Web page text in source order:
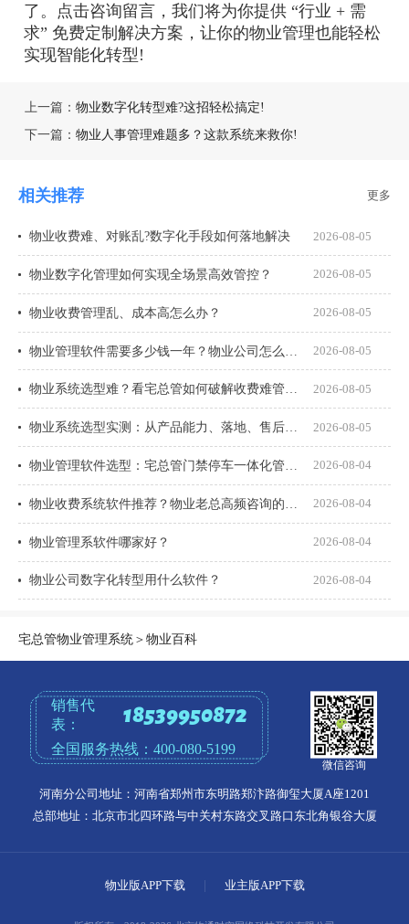
了。点击咨询留言，我们将为你提供 “行业 + 需
求” 免费定制解决方案，让你的物业管理也能轻松
实现智能化转型!
上一篇： 物业数字化转型难?这招轻松搞定!
下一篇： 物业人事管理难题多？这款系统来救你!
相关推荐 更多
物业收费难、对账乱?数字化手段如何落地解决 2026-08-05
物业数字化管理如何实现全场景高效管控？ 2026-08-05
物业收费管理乱、成本高怎么办？ 2026-08-05
2026-08-05
物业系统选型难？看宅总管如何破解收费难管理乱 2026-08-05
2026-08-05
2026-08-04
2026-08-04
物业管理系软件哪家好？ 2026-08-04
物业公司数字化转型用什么软件？ 2026-08-04
宅总管物业管理系统＞物业百科
销售代
表：
18539950872
全国服务热线：400-080-5199
微信咨询
河南分公司地址：河南省郑州市东明路郑汴路御玺大厦A座1201
总部地址：北京市北四环路与中关村东路交叉路口东北角银谷大厦
物业版APP下载 业主版APP下载